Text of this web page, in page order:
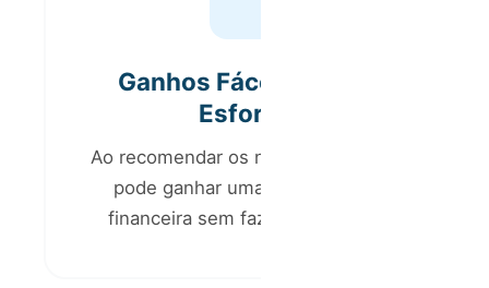
Ganhos Fáceis e Sem
Esforço
Ao recomendar os nossos serviços,
pode ganhar uma recompensa
financeira sem fazer mais nada.